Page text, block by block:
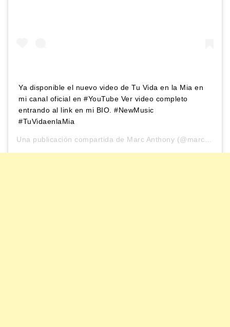
Ya disponible el nuevo video de Tu Vida en la Mia en
mi canal oficial en #YouTube Ver video completo
entrando al link en mi BIO. #NewMusic
#TuVidaenlaMia
Una publicación compartida de Marc Anthony (@marcanthony) el